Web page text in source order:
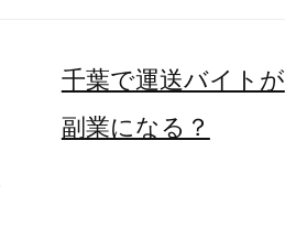
千葉で運送バイトが
副業になる？